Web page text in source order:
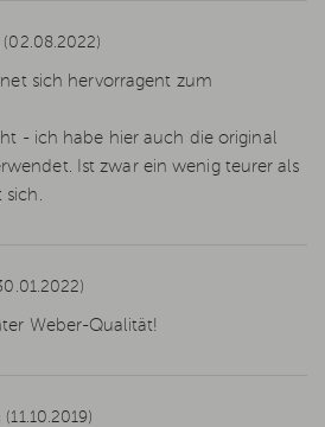
(02.08.2022)
sich hervorragent zum
- ich habe hier auch die original
Ist zwar ein wenig teurer als
Weber-Qualität!
(11.10.2019)